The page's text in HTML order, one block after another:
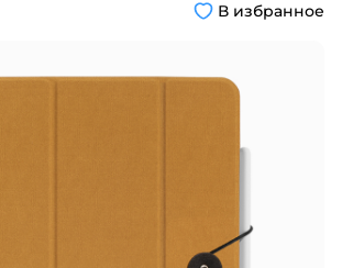
В избранное
части